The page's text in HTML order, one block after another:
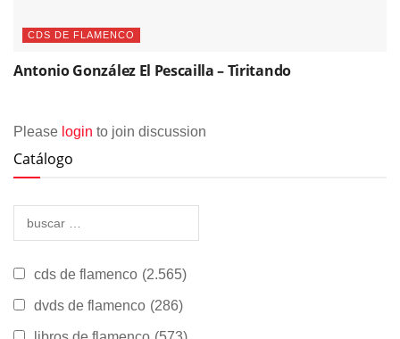
CDS DE FLAMENCO
Antonio González El Pescailla – Tiritando
Please login to join discussion
Catálogo
cds de flamenco (2.565)
dvds de flamenco (286)